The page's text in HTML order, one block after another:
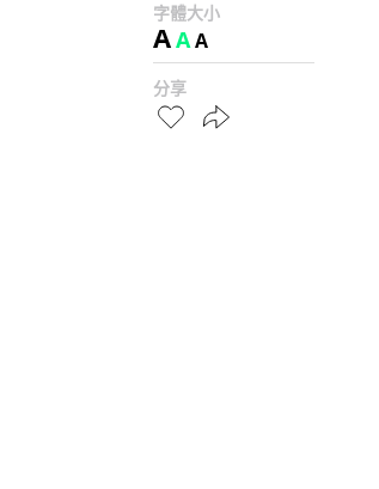
字體大小
AAA
分享